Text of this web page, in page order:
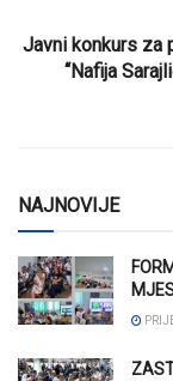
Javni konkurs za
“Nafija
NAJNOVIJE